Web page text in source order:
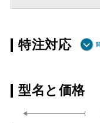
特注対応
方（壁面取付
タイプ）
型名と価格